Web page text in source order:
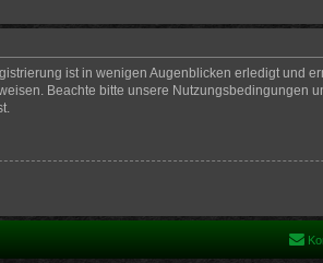
ist in wenigen Augenblicken erledigt und
Beachte bitte unsere Nutzungsbedingungen